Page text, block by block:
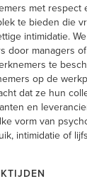
met respect
te bieden die
intimidatie.
door managers
te
op de
dat ze hun
en
vorm van
intimidatie of